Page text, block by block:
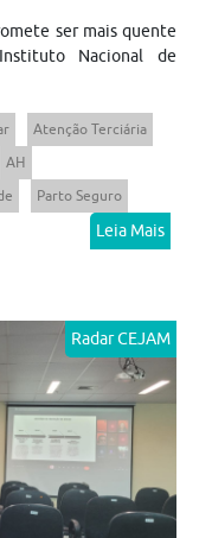
ser mais quente
Nacional de
Atenção Terciária
AH
Parto Seguro
Leia Mais
Radar CEJAM